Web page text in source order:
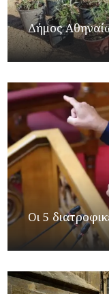
Δήμος
Οι 5